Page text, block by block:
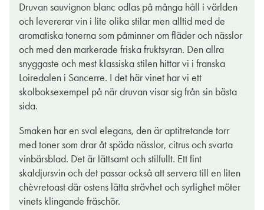
Druvan sauvignon blanc odlas på många håll i världen
och levererar vin i lite olika stilar men alltid med de
aromatiska tonerna som påminner om fläder och nässlor
och med den markerade friska fruktsyran. Den allra
snyggaste och mest klassiska stilen hittar vi i franska
Loiredalen i Sancerre. I det här vinet har vi ett
skolboksexempel på när druvan visar sig från sin bästa
sida.
Smaken har en sval elegans, den är aptitretande torr
med toner som drar åt späda nässlor, citrus och svarta
vinbärsblad. Det är lättsamt och stilfullt. Ett fint
skaldjursvin och det passar också att servera till en liten
chèvretoast där ostens lätta strävhet och syrlighet möter
vinets klingande fräschör.
nästintill blivit synonymt med druvan som håller fanan högt i
appellationen: Sauvignon blanc. Druvan producerar
aromatiska vita viner där det går att hitta fläder, svarta
vinbärsblad, krusbär, citrus, och mineralitet, och det här vinet är
inget undantag. Bara efter den sniff i glaset slungas man
tillbaka till sommarmånaderna: sittandes i en solstol på landet
med doftande grönska runt omkring en och stenar som sakta
värms upp av solen. Sommar i ett glas helt enkelt.
På paletten innehar vinet samma smakprofil som på doften och
det finns en pigg, citronig syra som gör vinet energiskt. Vinet
har legat på sin jästfällning vilket bidrar till att det får en
rundare och krämigare känsla på paletten.
Producenten valde att stanna efter att phylloxeran (vinlusen)